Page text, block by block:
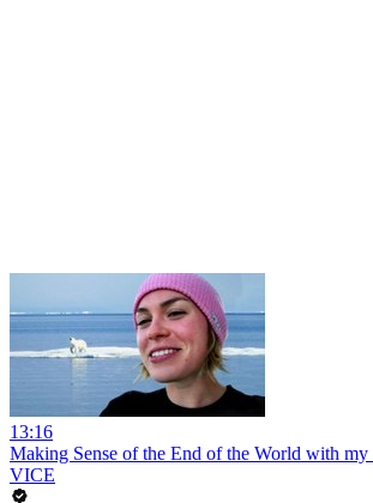
13:16
Making Sense of the End of the World with my
VICE